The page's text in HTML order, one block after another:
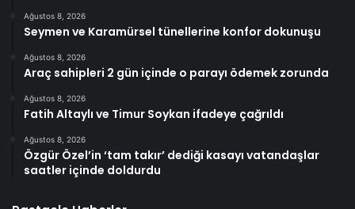
Ağustos 8, 2026
Seymen ve Karamürsel tünellerine konfor dokunuşu
Ağustos 8, 2026
Araç sahipleri 2 gün içinde o parayı ödemek zorunda
Ağustos 8, 2026
Fatih Altaylı ve Timur Soykan ifadeye çağrıldı
Ağustos 8, 2026
Özgür Özel’in ‘tam takır’ dediği kasayı vatandaşlar
saatler içinde doldurdu